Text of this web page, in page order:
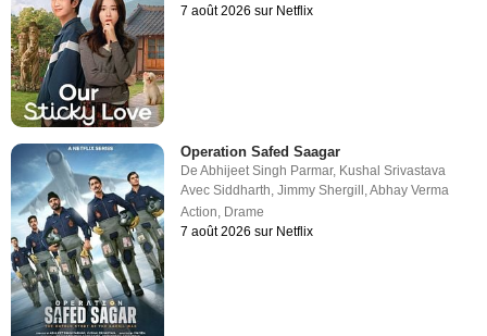
7 août 2026 sur Netflix
Operation Safed Saagar
DeAbhijeet Singh Parmar, Kushal Srivastava
AvecSiddharth,Jimmy Shergill,Abhay Verma
Action, Drame
7 août 2026 sur Netflix